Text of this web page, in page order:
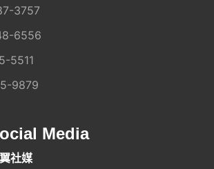
3757
6556
5511
9879
Media
社媒